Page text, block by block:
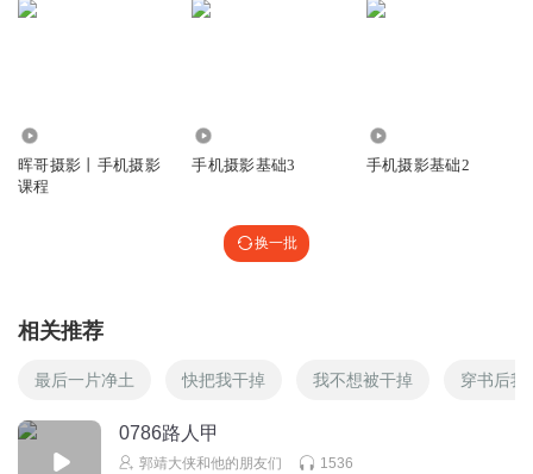
晖哥摄影丨手机摄影
课程
手机摄影基础3 手机摄影基础2
换一批
相关推荐
最后一片净土 快把我干掉 我不想被干掉 穿书后我
0786路人甲
郭靖大侠和他的朋友们 1536